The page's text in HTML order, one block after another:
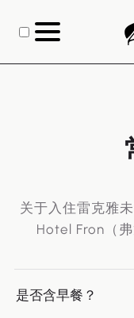
关于入住雷克雅
Hotel Fron（
是否含早餐？